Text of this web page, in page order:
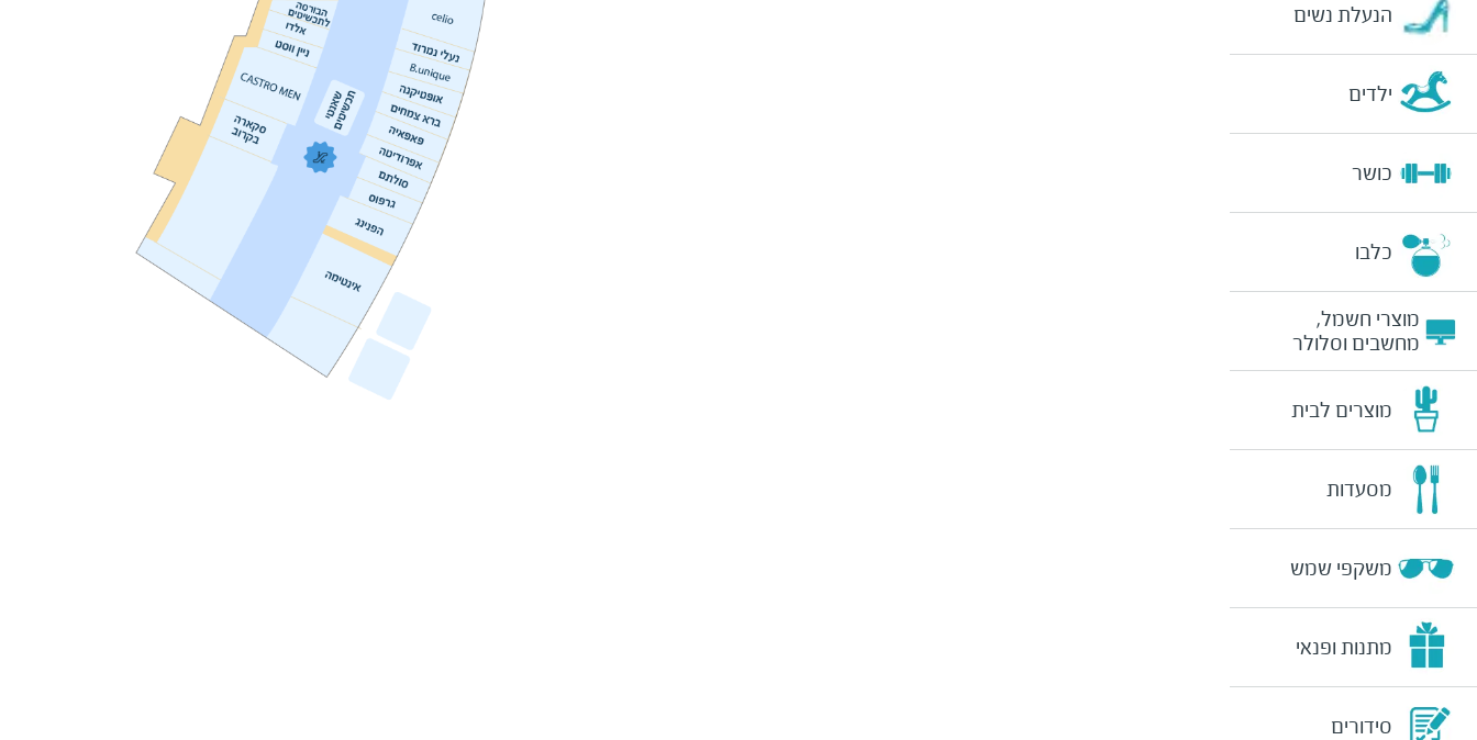
הנעלת נשים
ילדים
כושר
כלבו
מוצרי חשמל,
מחשבים וסלולר
מוצרים לבית
מסעדות
משקפי שמש
מתנות ופנאי
סידורים